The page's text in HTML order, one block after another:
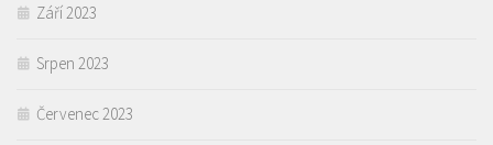
Září 2023
Srpen 2023
Červenec 2023